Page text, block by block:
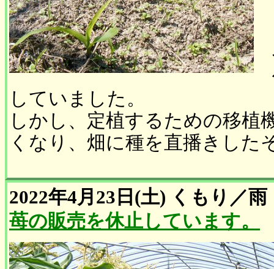
していました。
しかし、定植するための移植
くなり、畑に種を直播きした
2022年4月23日(土) くもり ／雨
苺の販売を休止しています。